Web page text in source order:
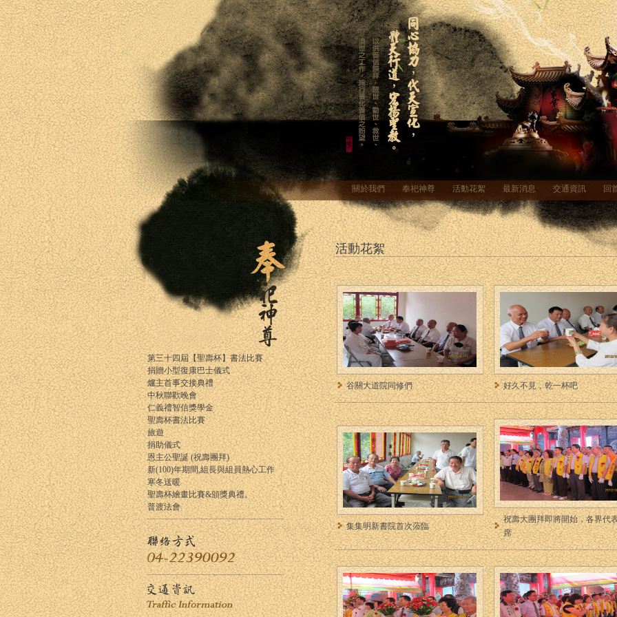
關於我們 奉祀神尊 活動花絮 最新消息 交通資訊 回
第三十四屆【聖壽杯】書法比賽
捐贈小型復康巴士儀式
爐主首事交接典禮
中秋聯歡晚會
仁義禮智信獎學金
聖壽杯書法比賽
旅遊
捐助儀式
恩主公聖誕 (祝壽團拜)
新(100)年期間,組長與組員熱心工作
寒冬送暖
聖壽杯繪畫比賽&頒獎典禮。
普渡法會
活動花絮
谷關大道院同修們 好久不見，乾一杯吧
集集明新書院首次蒞臨
祝壽大團拜即將開始，各界代
席